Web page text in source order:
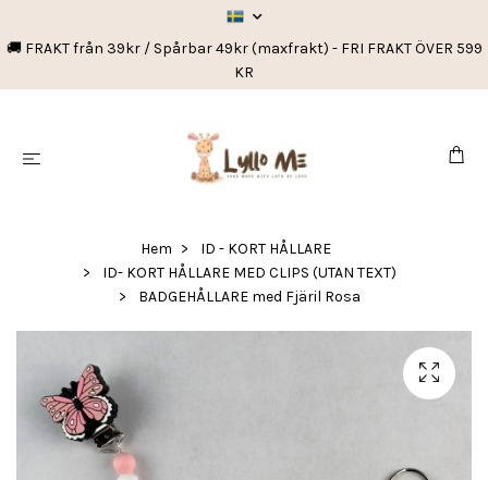
🚚 FRAKT från 39kr / Spårbar 49kr (maxfrakt) - FRI FRAKT ÖVER 599
KR
Hem
ID - KORT HÅLLARE
ID- KORT HÅLLARE MED CLIPS (UTAN TEXT)
BADGEHÅLLARE med Fjäril Rosa